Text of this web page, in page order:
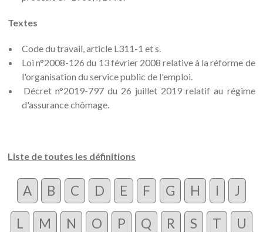
Textes
Code du travail, article L311-1 et s.
Loi n°2008-126 du 13 février 2008 relative à la réforme de
l'organisation du service public de l'emploi.
Décret n°2019-797 du 26 juillet 2019 relatif au régime
d'assurance chômage.
Liste de toutes les définitions
A B C D E F G H I J
L M N O P Q R S T U